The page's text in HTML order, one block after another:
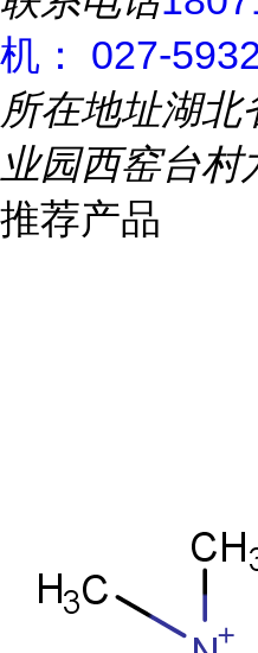
机： 027-
所在地址湖北
业园西窑台村
推荐产品